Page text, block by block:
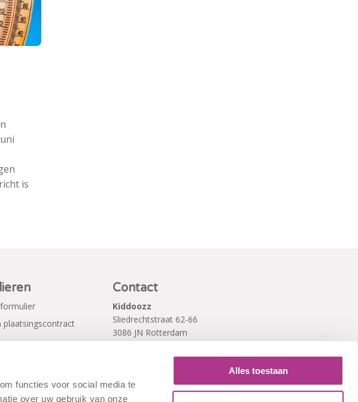
functies voor social media te
over uw gebruik van onze
Alles toestaan
is
plaatsingscontract
Contact
Kiddoozz
Sliedrechtstraat 62-66
3086 JN Rotterdam